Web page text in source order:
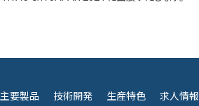
主要製品 技術開発 生産特色 求人情報